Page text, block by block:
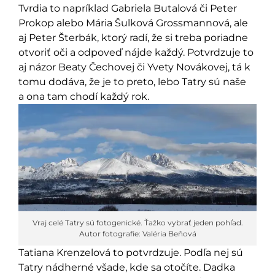
Tvrdia to napríklad Gabriela Butalová či Peter
Prokop alebo Mária Šulková Grossmannová, ale
aj Peter Šterbák, ktorý radí, že si treba poriadne
otvoriť oči a odpoveď nájde každý. Potvrdzuje to
aj názor Beaty Čechovej či Yvety Novákovej, tá k
tomu dodáva, že je to preto, lebo Tatry sú naše
a ona tam chodí každý rok.
Vraj celé Tatry sú fotogenické. Ťažko vybrať jeden pohľad.
Autor fotografie: Valéria Beňová
Tatiana Krenzelová to potvrdzuje. Podľa nej sú
Tatry nádherné všade, kde sa otočíte. Dadka